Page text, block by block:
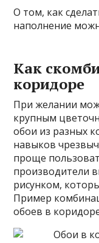
О том, как
наполнение
Как
коридоре
При желании
крупным
обои из разных
навыков
проще
производители
рисунком,
Пример
обоев в